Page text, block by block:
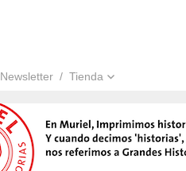
Newsletter Tienda